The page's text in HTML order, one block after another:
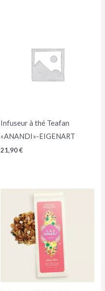
Infuseur à thé Teafan
«ANANDI»-EIGENART
21,90€